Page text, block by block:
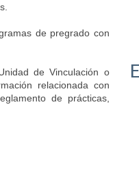
de pregrado con
de Vinculación o
relacionada con
de prácticas,